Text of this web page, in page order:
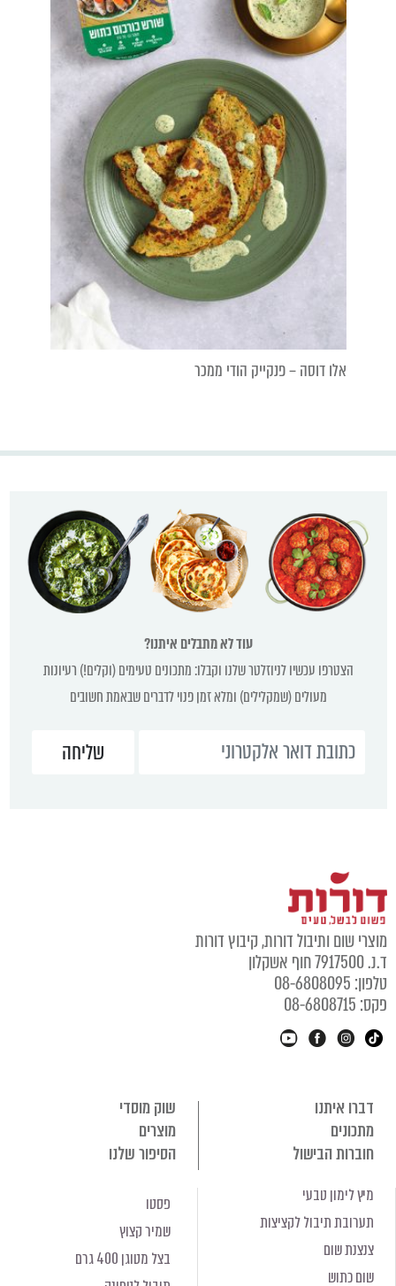
אלו דוסה – פנקייק הודי ממכר
עוד לא מתבלים איתנו?
הצטרפו עכשיו לניוזלטר שלנו וקבלו: מתכונים טעימים (וקלים!) רעיונות
מעולים (שמקלילים) ומלא זמן פנוי לדברים שבאמת חשובים
מוצרי שום ותיבול דורות, קיבוץ דורות
ד.נ. 7917500 חוף אשקלון
טלפון: 08-6808095
פקס: 08-6808715
דברו איתנו
שוק מוסדי
מתכונים
מוצרים
חוברות הבישול
הסיפור שלנו
מיץ לימון טבעי
תערובת תיבול לקציצות
צנצנת שום
שום כתוש
פסטו
שמיר קצוץ
בצל מטוגן 400 גרם